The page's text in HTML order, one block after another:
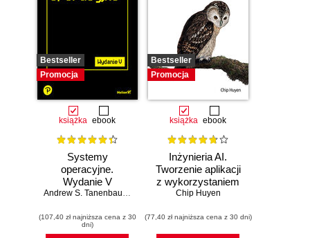
Bestseller
Promocja
książka ebook
Systemy
operacyjne.
Wydanie V
Andrew S. Tanenbaum, Herbert Bos
(107,40 zł najniższa cena z 30
dni)
Bestseller
Promocja
książka ebook
Inżynieria AI.
Tworzenie aplikacji
z wykorzystaniem
modeli bazowych
Chip Huyen
(77,40 zł najniższa cena z 30 dni)